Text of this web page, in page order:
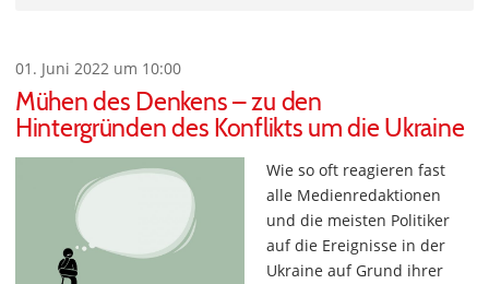
01. Juni 2022 um 10:00
Mühen des Denkens – zu den
Hintergründen des Konflikts um die Ukraine
Wie so oft reagieren fast
alle Medienredaktionen
und die meisten Politiker
auf die Ereignisse in der
Ukraine auf Grund ihrer